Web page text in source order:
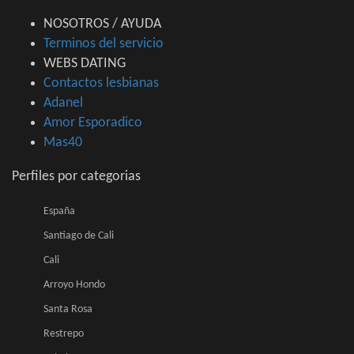
NOSOTROS / AYUDA
Terminos del servicio
WEBS DATING
Contactos lesbianas
Adanel
Amor Esporadico
Mas40
Perfiles por categorias
España
Santiago de Cali
Cali
Arroyo Hondo
Santa Rosa
Restrepo